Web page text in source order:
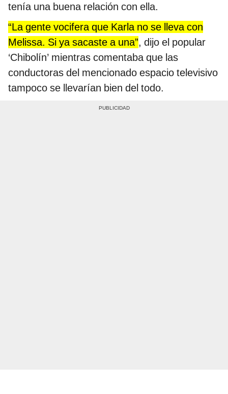
tenía una buena relación con ella.
“La gente vocifera que Karla no se lleva con
Melissa. Si ya sacaste a una”, dijo el popular
‘Chibolín’ mientras comentaba que las
conductoras del mencionado espacio televisivo
tampoco se llevarían bien del todo.